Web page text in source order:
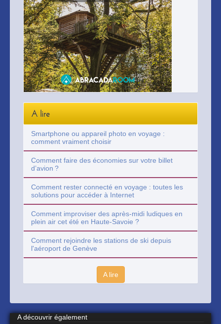
A lire
Smartphone ou appareil photo en voyage :
comment vraiment choisir
Comment faire des économies sur votre billet
d’avion ?
Comment rester connecté en voyage : toutes les
solutions pour accéder à Internet
Comment improviser des après-midi ludiques en
plein air cet été en Haute-Savoie ?
Comment rejoindre les stations de ski depuis
l'aéroport de Genève
A lire
A découvrir également